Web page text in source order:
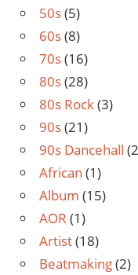
50s(5)
60s(8)
70s(16)
80s(28)
80s Rock(3)
90s(21)
90s Dancehall
African (1)
Album (15)
AOR (1)
Artist(18)
Beatmaking(2)